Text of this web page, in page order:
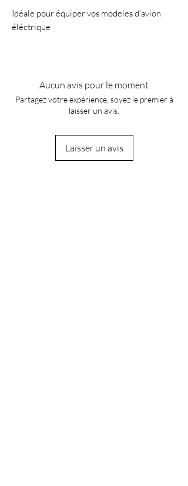
Idéale pour équiper vos modeles d'avion
éléctrique
Aucun avis pour le moment
Partagez votre expérience, soyez le premier à
laisser un avis.
Laisser un avis